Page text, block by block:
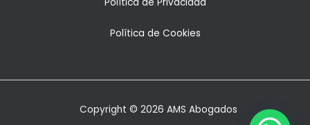
Política de Cookies
Copyright © 2026 AMS Abogados